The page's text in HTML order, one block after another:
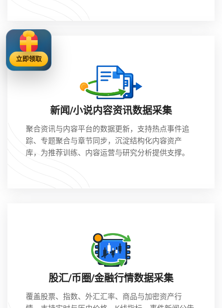
新闻/小说内容资讯数据采集
聚合资讯与内容平台的数据更新，支持热点事件追
踪、专题聚合与章节同步，沉淀结构化内容资产
库，为推荐训练、内容运营与研究分析提供支撑。
股汇/币圈/金融行情数据采集
覆盖股票、指数、外汇汇率、商品与加密资产行
立即领取